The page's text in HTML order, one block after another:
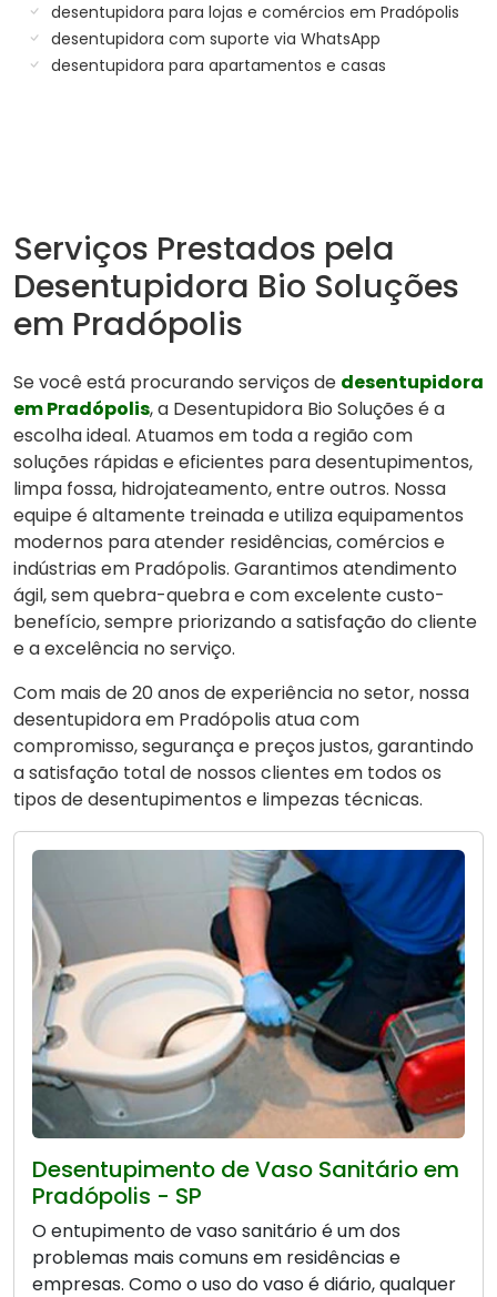
desentupidora para lojas e comércios em Pradópolis
desentupidora com suporte via WhatsApp
desentupidora para apartamentos e casas
Serviços Prestados pela
Desentupidora Bio Soluções
em Pradópolis
Se você está procurando serviços de desentupidora
em Pradópolis, a Desentupidora Bio Soluções é a
escolha ideal. Atuamos em toda a região com
soluções rápidas e eficientes para desentupimentos,
limpa fossa, hidrojateamento, entre outros. Nossa
equipe é altamente treinada e utiliza equipamentos
modernos para atender residências, comércios e
indústrias em Pradópolis. Garantimos atendimento
ágil, sem quebra-quebra e com excelente custo-
benefício, sempre priorizando a satisfação do cliente
e a excelência no serviço.
Com mais de 20 anos de experiência no setor, nossa
desentupidora em Pradópolis atua com
compromisso, segurança e preços justos, garantindo
a satisfação total de nossos clientes em todos os
tipos de desentupimentos e limpezas técnicas.
Desentupimento de Vaso Sanitário em
Pradópolis - SP
O entupimento de vaso sanitário é um dos
problemas mais comuns em residências e
empresas. Como o uso do vaso é diário, qualquer